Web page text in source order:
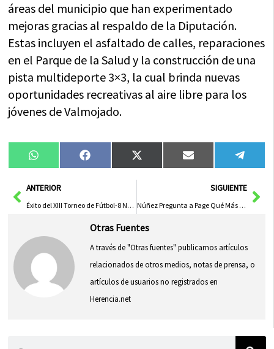
áreas del municipio que han experimentado
mejoras gracias al respaldo de la Diputación.
Estas incluyen el asfaltado de calles, reparaciones
en el Parque de la Salud y la construcción de una
pista multideporte 3×3, la cual brinda nuevas
oportunidades recreativas al aire libre para los
jóvenes de Valmojado.
Compartir
en
WhatsAppCompartir
en
FacebookCompartir
en
X
(Twitter)
Compartir
en
Email
en
AntANTERIOR
Éxito del XIII Torneo de Fútbol-8 Nuestra Señora de la Soledad con SMD Herencia como protagonista
SIGUIENTE
Núñez Pregunta a Page Qué Más Debe Suceder para Apoyar a España
Otras Fuentes
A través de "Otras fuentes" publicamos artículos
relacionados de otros medios, notas de prensa, o
artículos de usuarios no registrados en
Herencia.net